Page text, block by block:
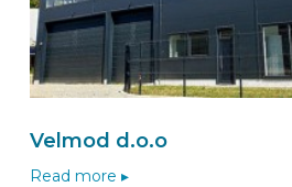
Velmod d.o.o
Read more ▸